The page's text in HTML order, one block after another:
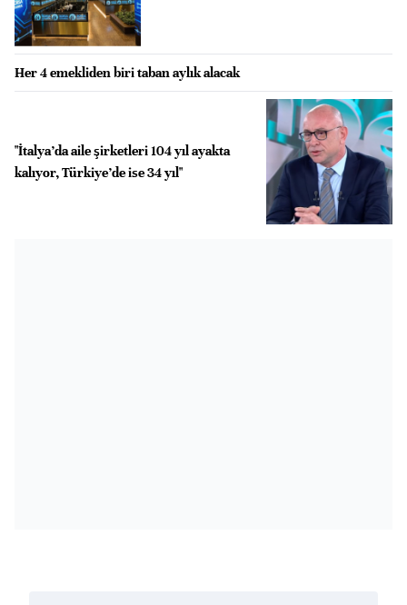
Her 4 emekliden biri taban aylık alacak
"İtalya’da aile şirketleri 104 yıl ayakta
kalıyor, Türkiye’de ise 34 yıl"